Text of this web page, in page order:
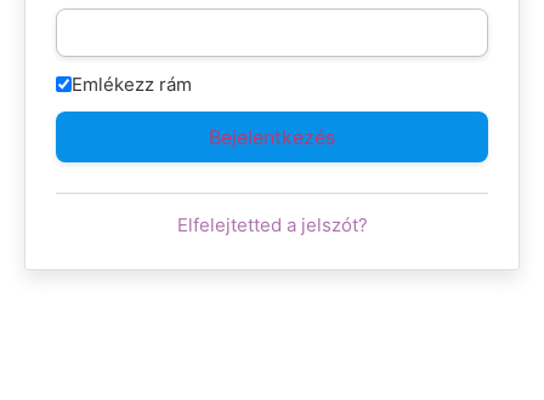
Emlékezz rám
Elfelejtetted a jelszót?